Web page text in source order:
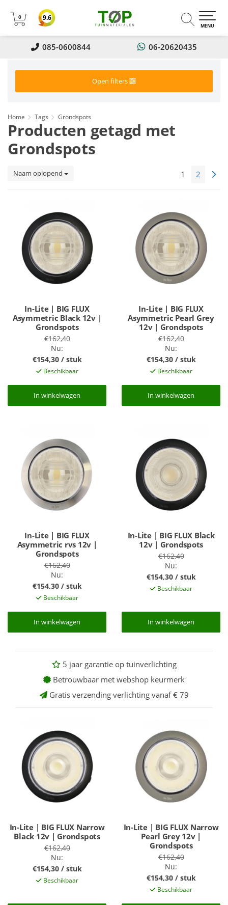
06-20620435
085-0600844
0
0
MENU
9.6
Open filters
Home Tags Grondspots
Producten getagd met
Grondspots
Naam oplopend 1 2
In-Lite | BIG FLUX
Asymmetric Black 12v |
Grondspots
€162,40
Nu:
€154,30 / stuk
Beschikbaar
In winkelwagen
In winkelwagen
In-Lite | BIG FLUX
Asymmetric Pearl Grey
12v | Grondspots
€162,40
Nu:
€154,30 / stuk
Beschikbaar
In winkelwagen
In winkelwagen
In-Lite | BIG FLUX
Asymmetric rvs 12v |
Grondspots
€162,40
Nu:
€154,30 / stuk
Beschikbaar
In winkelwagen
In winkelwagen
In-Lite | BIG FLUX Black
12v | Grondspots
€162,40
Nu:
€154,30 / stuk
Beschikbaar
In winkelwagen
In winkelwagen
5 jaar garantie op tuinverlichting
Betrouwbaar met webshop keurmerk
Gratis verzending verlichting vanaf € 79
In-Lite | BIG FLUX Narrow
Black 12v | Grondspots
€162,40
Nu:
€154,30 / stuk
Beschikbaar
In-Lite | BIG FLUX Narrow
Pearl Grey 12v |
Grondspots
€162,40
Nu:
€154,30 / stuk
Beschikbaar